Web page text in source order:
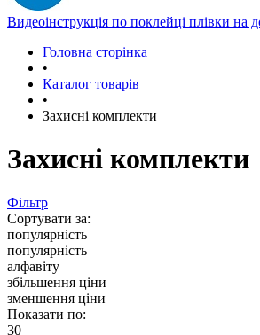
Видеоінструкція по поклейці плівки на
Головна сторінка
•
Каталог товарів
•
Захисні комплекти
Захисні комплекти
Фільтр
Сортувати за:
популярність
популярність
алфавіту
збільшення ціни
зменшення ціни
Показати по:
30